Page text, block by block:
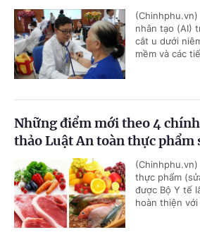
nhân tạo (AI)
cắt u dưới
mềm và các
Những điểm mới theo 4
thảo Luật An toàn thực phẩm
thực phẩm
được Bộ Y tế
hoàn thiện